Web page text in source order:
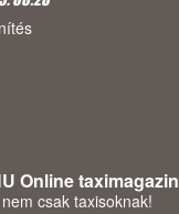
Online taximagazin
csak taxisoknak!